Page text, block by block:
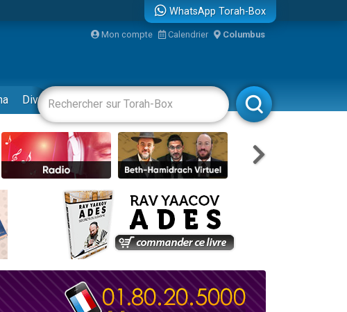
violences...
WhatsApp Torah-Box
Mon compte Calendrier Columbus
Divertissements Livres Rabbanim